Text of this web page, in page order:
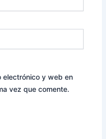
electrónico y web en
vez que comente.